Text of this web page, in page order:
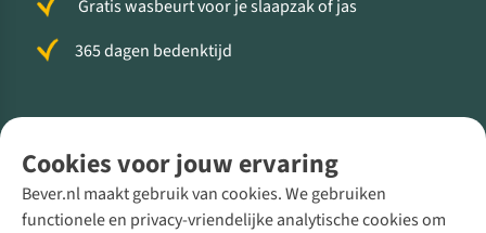
Cookies voor jouw ervaring
Bever.nl maakt gebruik van cookies. We gebruiken
functionele en privacy-vriendelijke analytische cookies om
Gratis wasbeurt voor je slaapzak of jas
365 dagen bedenktijd